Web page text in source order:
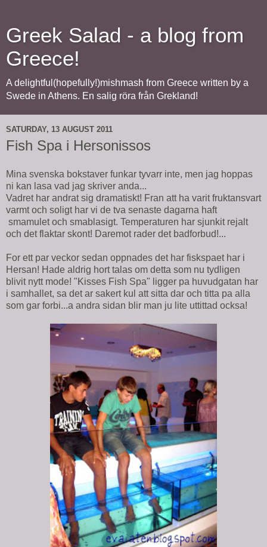
Greek Salad - a blog from
Greece!
A delightful(hopefully!)mishmash from Greece written by a
Swede in Athens. En salig röra från Grekland!
SATURDAY, 13 AUGUST 2011
Fish Spa i Hersonissos
Mina svenska bokstaver funkar tyvarr inte, men jag hoppas
ni kan lasa vad jag skriver anda...
Vadret har andrat sig dramatiskt! Fran att ha varit fruktansvart
varmt och soligt har vi de tva senaste dagarna haft
smamulet och smablasigt. Temperaturen har sjunkit rejalt
och det flaktar skont! Daremot rader det badforbud!...
For ett par veckor sedan oppnades det har fiskspaet har i
Hersan! Hade aldrig hort talas om detta som nu tydligen
blivit nytt mode! "Kisses Fish Spa" ligger pa huvudgatan har
i samhallet, sa det ar sakert kul att sitta dar och titta pa alla
som gar forbi...a andra sidan blir man ju lite uttittad ocksa!